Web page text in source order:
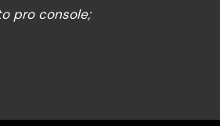
pro console;